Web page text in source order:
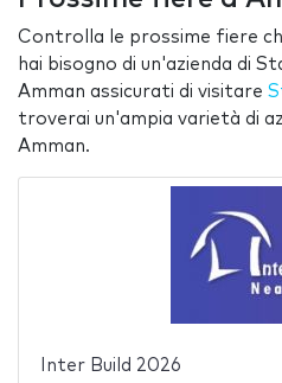
Controlla le prossime fiere
hai bisogno di un'azienda di
Amman assicurati di visitare
troverai un'ampia varietà di
Amman.
Inter Build 2026